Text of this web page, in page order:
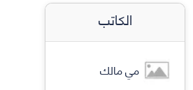
الكاتب
مي مالك